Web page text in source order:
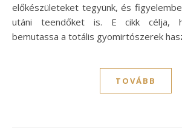
előkészületeket tegyünk, és
utáni teendőket is. E cikk célja,
bemutassa a totális gyomirtószerek
TOVÁBB